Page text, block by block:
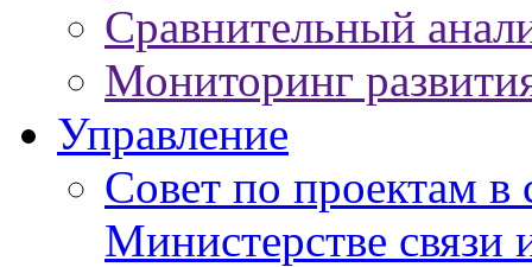
Сравнительный
Мониторинг
Управление
Совет по проектам в
Министерстве связи